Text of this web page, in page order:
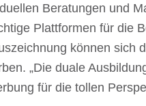
Bera­tun­gen und
Platt­for­men für die
können sich
„Die duale
für die tollen